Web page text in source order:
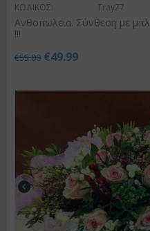
ΚΩΔΙΚΟΣ: Tray27
Ανθοπωλεία. Σύνθεση με
!!!
€55.00 €49.99